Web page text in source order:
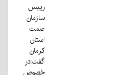
رییس
سازمان
صمت
استان
کرمان
گفت:در
خصوص